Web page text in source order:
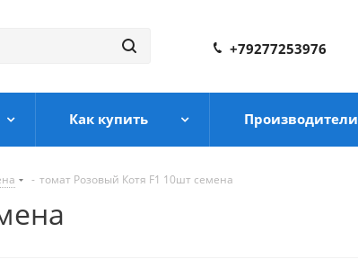
+79277253976
Как купить Производители
- томат Розовый Котя F1 10шт семена